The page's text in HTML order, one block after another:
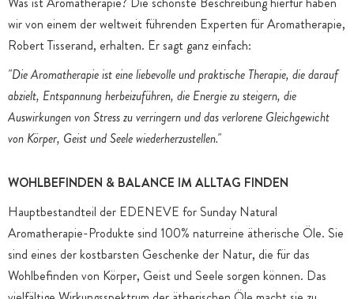
wir von einem der weltweit führenden Experten für Aromatherapie,
Robert Tisserand, erhalten. Er sagt ganz einfach:
"Die Aromatherapie ist eine liebevolle und praktische Therapie, die darauf
abzielt, Entspannung herbeizuführen, die Energie zu steigern, die
Auswirkungen von Stress zu verringern und das verlorene Gleichgewicht
von Körper, Geist und Seele wiederherzustellen."
WOHLBEFINDEN & BALANCE IM ALLTAG FINDEN
Hauptbestandteil der EDENEVE for Sunday Natural
Aromatherapie-Produkte sind 100% naturreine ätherische Öle. Sie
sind eines der kostbarsten Geschenke der Natur, die für das
Wohlbefinden von Körper, Geist und Seele sorgen können. Das